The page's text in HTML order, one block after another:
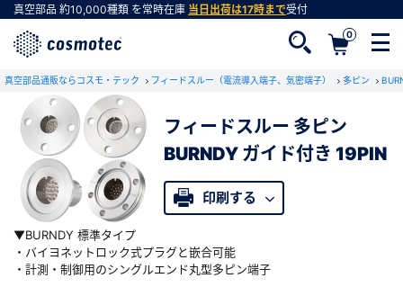
真空部品 約10,000種類 を常時在庫 当日出荷は17時まで受付
0
真空部品通販ならコスモ・テック フィードスルー（電流導入端子、気密端子） 多ピン
フィードスルー 多ピン
BURNDY ガイド付き 19PIN
印刷する
▼BURNDY 標準タイプ
・バイヨネットロック式プラグと嵌合可能
・計測・制御用のシングルエンド丸型多ピン端子
会員登録がお済みでない方
会員登録をすれば、便利な機能がご利用いただけ
ます。